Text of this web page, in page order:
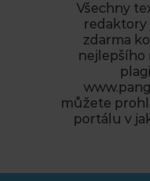
Všechny
redaktory
zdarma
nejlepšího
můžete
portálu v